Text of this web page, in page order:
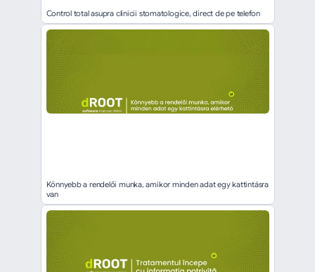
Control total asupra clinicii stomatologice, direct de pe telefon
Könnyebb a rendelői munka, amikor minden adat egy kattintásra
van